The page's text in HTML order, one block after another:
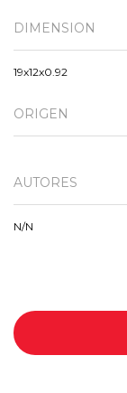
DIMENSION
19x12x0.92
ORIGEN
AUTORES
N/N